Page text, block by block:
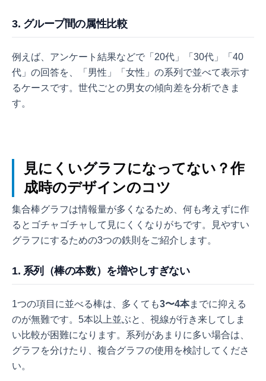
3. グループ間の属性比較
例えば、アンケート結果などで「20代」「30代」「40
代」の回答を、「男性」「女性」の系列で並べて表示す
るケースです。世代ごとの男女の傾向差を分析できま
す。
見にくいグラフになってない？作
成時のデザインのコツ
集合棒グラフは情報量が多くなるため、何も考えずに作
るとゴチャゴチャして見にくくなりがちです。見やすい
グラフにするための3つの鉄則をご紹介します。
1. 系列（棒の本数）を増やしすぎない
1つの項目に並べる棒は、多くても3〜4本までに抑える
のが無難です。5本以上並ぶと、視線が行き来してしま
い比較が困難になります。系列があまりに多い場合は、
グラフを分けたり、複合グラフの使用を検討してくださ
い。